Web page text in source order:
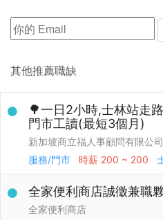
其他推薦職缺
🌳一日2小時,士林站走
門市工讀(最短3個月)
新加坡商立福人事顧問有限公
服務/門市
時薪 200 ~ 200
全家便利商店誠徵兼職
全家便利商店